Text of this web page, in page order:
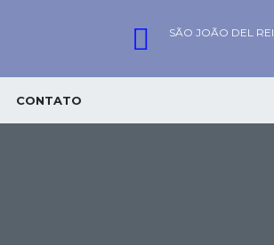
SÃO JOÃO DEL REI
CONTATO